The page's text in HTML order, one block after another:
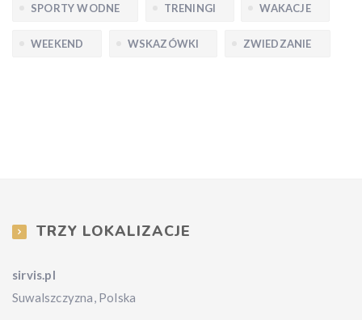
SPORTY WODNE TRENINGI WAKACJE
WEEKEND WSKAZÓWKI ZWIEDZANIE
TRZY LOKALIZACJE
sirvis.pl
Suwalszczyzna, Polska